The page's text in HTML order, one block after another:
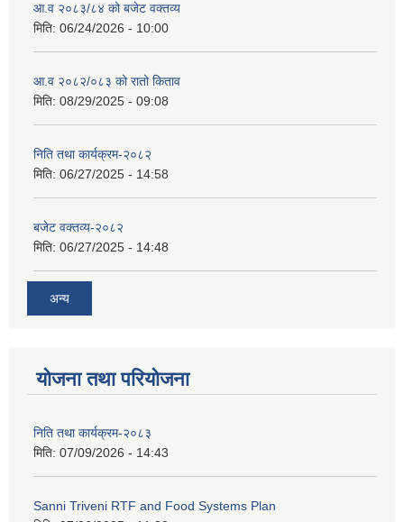
आ.व २०८३/८४ को बजेट वक्तव्य
मिति: 06/24/2026 - 10:00
आ.व २०८२/०८३ को रातो किताव
मिति: 08/29/2025 - 09:08
निति तथा कार्यक्रम-२०८२
मिति: 06/27/2025 - 14:58
बजेट वक्तव्य-२०८२
मिति: 06/27/2025 - 14:48
अन्य
योजना तथा परियोजना
निति तथा कार्यक्रम-२०८३
मिति: 07/09/2026 - 14:43
Sanni Triveni RTF and Food Systems Plan